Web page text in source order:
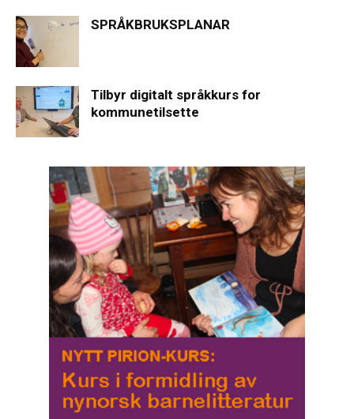
SPRÅKBRUKSPLANAR
Tilbyr digitalt språkkurs for
kommunetilsette